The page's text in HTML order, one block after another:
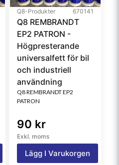
Q8-Produkter 670141
Q8 REMBRANDT
EP2 PATRON -
Högpresterande
universalfett för bil
och industriell
användning
Q8 REMBRANDT EP2
PATRON
90 kr
Exkl. moms
Lägg I Varukorgen